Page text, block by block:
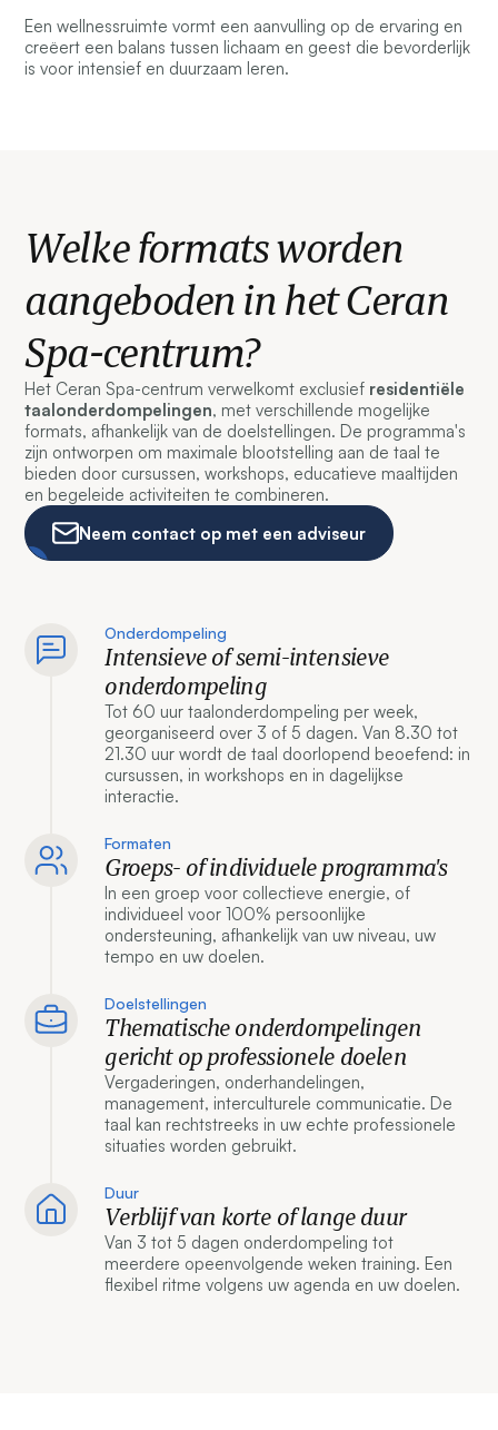
Een wellnessruimte vormt een aanvulling op de ervaring en
creëert een balans tussen lichaam en geest die bevorderlijk
is voor intensief en duurzaam leren.
Welke formats worden
aangeboden in het Ceran
Spa-centrum?
Het Ceran Spa-centrum verwelkomt exclusief residentiële
taalonderdompelingen, met verschillende mogelijke
formats, afhankelijk van de doelstellingen. De programma's
zijn ontworpen om maximale blootstelling aan de taal te
bieden door cursussen, workshops, educatieve maaltijden
en begeleide activiteiten te combineren.
Neem contact op met een adviseur
Onderdompeling
Intensieve of semi-intensieve
onderdompeling
Tot 60 uur taalonderdompeling per week,
georganiseerd over 3 of 5 dagen. Van 8.30 tot
21.30 uur wordt de taal doorlopend beoefend: in
cursussen, in workshops en in dagelijkse
interactie.
Formaten
Groeps- of individuele programma's
In een groep voor collectieve energie, of
individueel voor 100% persoonlijke
ondersteuning, afhankelijk van uw niveau, uw
tempo en uw doelen.
Doelstellingen
Thematische onderdompelingen
gericht op professionele doelen
Vergaderingen, onderhandelingen,
management, interculturele communicatie. De
taal kan rechtstreeks in uw echte professionele
situaties worden gebruikt.
Duur
Verblijf van korte of lange duur
Van 3 tot 5 dagen onderdompeling tot
meerdere opeenvolgende weken training. Een
flexibel ritme volgens uw agenda en uw doelen.